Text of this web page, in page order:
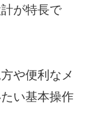
が特長で
や便利なメ
い基本操作